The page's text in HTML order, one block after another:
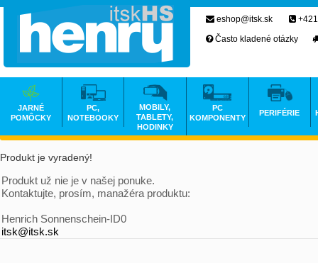
Produkt je vyradený!
Produkt už nie je v našej ponuke.
Kontaktujte, prosím, manažéra produktu:
Henrich Sonnenschein-ID0
itsk@itsk.sk
eshop@itsk.sk
Často kladené otázky
JARNÉ
POMÔCKY
PC,
NOTEBOOKY
MOBILY,
TABLETY,
HODINKY
PC
KOMPONENTY
PERIFÉRIE